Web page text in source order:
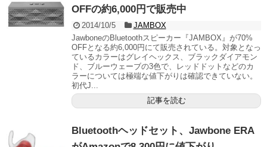
OFFの約6,000円で販売中
2014/10/5
JAMBOX
JawboneのBluetoothスピーカー『JAMBOX』が70%
OFFとなる約6,000円にて販売されている。対象となっ
ているカラーはグレイヘックス、ブラックダイアモン
ド、ブルーウェーブの3色で、レッドドットなどのカ
ラーについては極端な値下がりは確認できていない。
初代J...
記事を読む
Bluetoothヘッドセット、Jawbone ERA